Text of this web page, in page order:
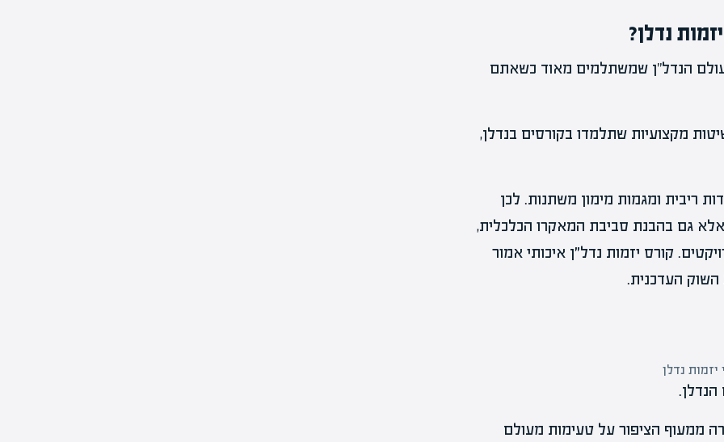
נדלן?
מעולם הנדל"ן שמשתלמים מאוד כשאתם
מקצועיות שתלמדו בקורסים בנדלן,
ריבית ומגמות מימון משתנות. לכן
אלא גם בהבנת סביבת המאקרו הכלכלית,
קורס יזמות נדל״ן איכותי אמור
השוק העדכנית.
יזמות נדלן
ממעוף הציפור על טעימות מעולם